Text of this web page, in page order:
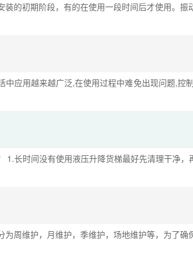
的初期阶段，有的在使用一段时间后才使用。
应用越来越广泛,在使用过程中难免出现问题,控
长时间没有使用液压升降货梯最好先清理干净，
周维护，月维护，季维护，场地维护等，为了